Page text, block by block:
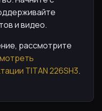
и видео.
рассмотрите
TITAN 226SH3.